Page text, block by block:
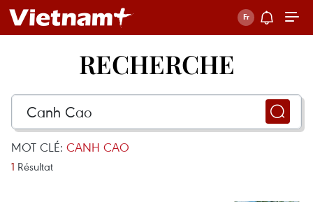
RECHERCHE
MOT CLÉ: CANH CAO
1 Résultat